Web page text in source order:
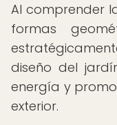
Al comprender
formas
diseño del
energía y
exterior.